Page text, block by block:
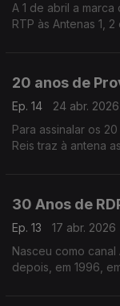
A 1 de abril a
RTP às Antenas 1,
20 anos de
Ep. 14
24 abr. 2026
Para assinalar os
Reis traz à antena
30 Anos de
Ep. 13
17 abr. 2026
Nasceu como canal
depois, em 1996,